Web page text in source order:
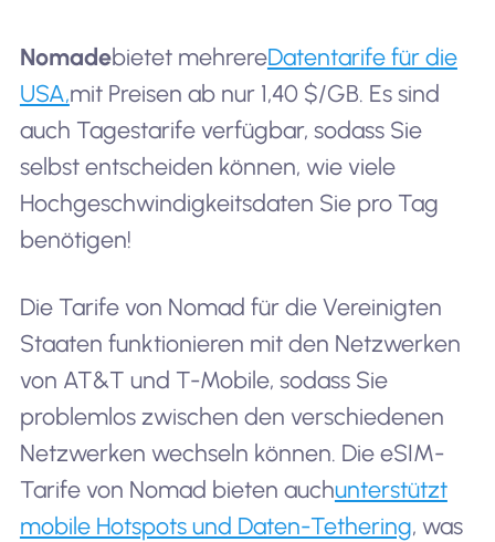
Nomadebietet mehrereDatentarife für die
USA,mit Preisen ab nur 1,40 $/GB. Es sind
auch Tagestarife verfügbar, sodass Sie
selbst entscheiden können, wie viele
Hochgeschwindigkeitsdaten Sie pro Tag
benötigen!
Die Tarife von Nomad für die Vereinigten
Staaten funktionieren mit den Netzwerken
von AT&T und T-Mobile, sodass Sie
problemlos zwischen den verschiedenen
Netzwerken wechseln können. Die eSIM-
Tarife von Nomad bieten auchunterstützt
mobile Hotspots und Daten-Tethering, was